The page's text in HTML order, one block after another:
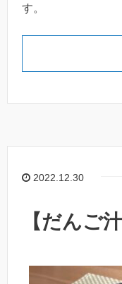
す。
2022.12.30
【だんご